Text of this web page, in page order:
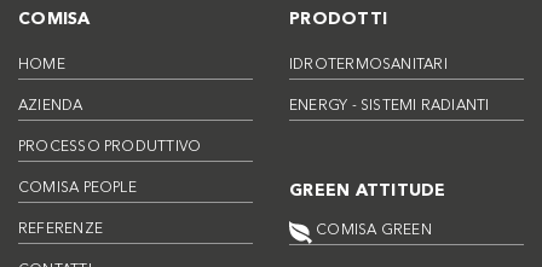
COMISA
HOME
AZIENDA
PROCESSO PRODUTTIVO
COMISA PEOPLE
REFERENZE
PRODOTTI
IDROTERMOSANITARI
ENERGY - SISTEMI RADIANTI
GREEN ATTITUDE
COMISA GREEN